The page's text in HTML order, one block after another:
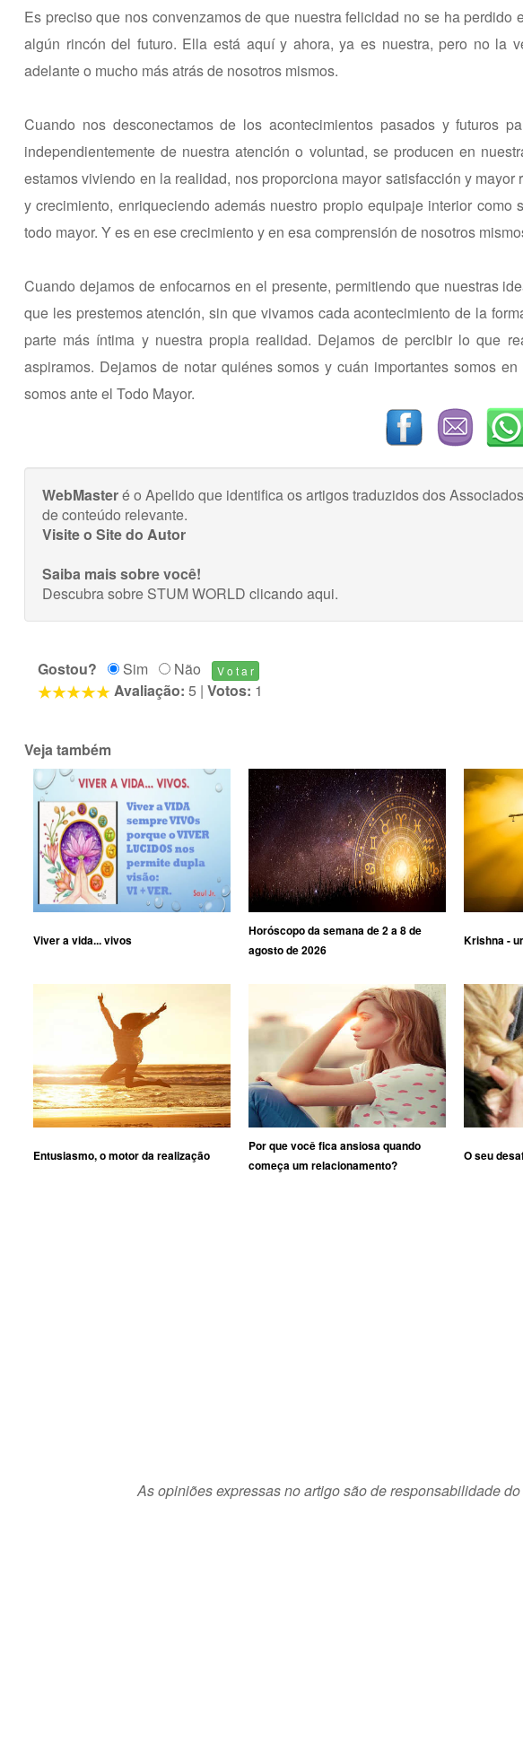
Es preciso que nos convenzamos de que nuestra felicidad no se ha
algún rincón del futuro. Ella está aquí y ahora, ya es nuestra, pero no la
adelante o mucho más atrás de nosotros mismos.
Cuando nos desconectamos de los acontecimientos pasados y futuros
independientemente de nuestra atención o voluntad, se producen en
estamos viviendo en la realidad, nos proporciona mayor satisfacción y
y crecimiento, enriqueciendo además nuestro propio equipaje interior
todo mayor. Y es en ese crecimiento y en esa comprensión de nosotros
Cuando dejamos de enfocarnos en el presente, permitiendo que nuestras
que les prestemos atención, sin que vivamos cada acontecimiento de la
parte más íntima y nuestra propia realidad. Dejamos de percibir lo que
aspiramos. Dejamos de notar quiénes somos y cuán importantes somos
somos ante el Todo Mayor.
WebMasteré o Apelido que identifica os artigos traduzidos dos
de conteúdo relevante.
Visite o Site do Autor
Saiba mais sobre você!
Descubra sobre STUM WORLD clicando aqui.
Gostou? Sim
Não
Avaliação: 5 | Votos: 1
Veja também
Viver a vida... vivos
Horóscopo da semana de 2 a 8 de
agosto de 2026
Krishna -
Entusiasmo, o motor da realização
Por que você fica ansiosa quando
começa um relacionamento?
O seu
As opiniões expressas no artigo são de responsabilidade